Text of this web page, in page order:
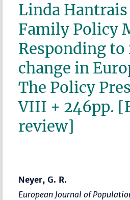
Linda
Family Policy
Responding
change in
The Policy
VIII + 246pp.
review]
Neyer, G. R.
European Journal of